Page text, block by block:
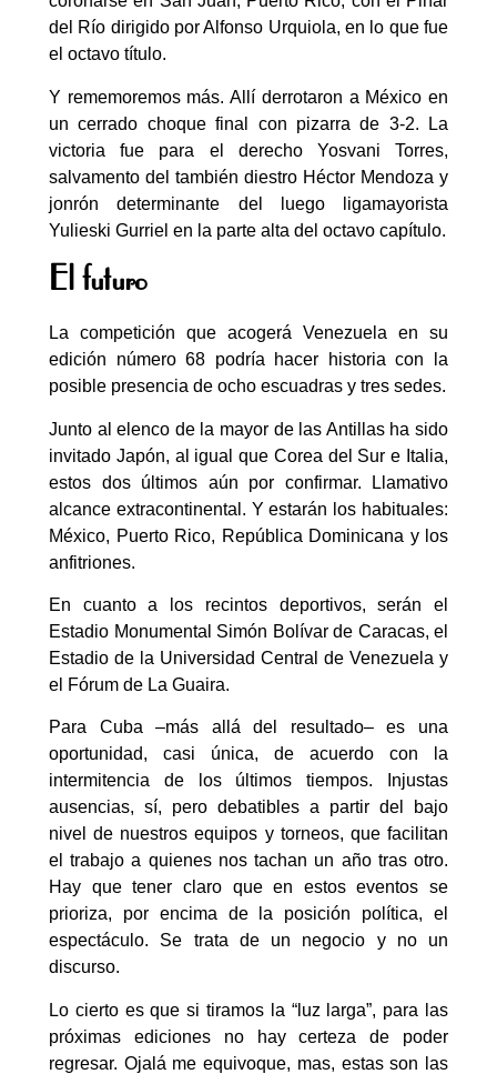
del Río dirigido por Alfonso Urquiola, en lo que fue
el octavo título.
Y rememoremos más. Allí derrotaron a México en
un cerrado choque final con pizarra de 3-2. La
victoria fue para el derecho Yosvani Torres,
salvamento del también diestro Héctor Mendoza y
jonrón determinante del luego ligamayorista
Yulieski Gurriel en la parte alta del octavo capítulo.
El futuro
La competición que acogerá Venezuela en su
edición número 68 podría hacer historia con la
posible presencia de ocho escuadras y tres sedes.
Junto al elenco de la mayor de las Antillas ha sido
invitado Japón, al igual que Corea del Sur e Italia,
estos dos últimos aún por confirmar. Llamativo
alcance extracontinental. Y estarán los habituales:
México, Puerto Rico, República Dominicana y los
anfitriones.
En cuanto a los recintos deportivos, serán el
Estadio Monumental Simón Bolívar de Caracas, el
Estadio de la Universidad Central de Venezuela y
el Fórum de La Guaira.
Para Cuba –más allá del resultado– es una
oportunidad, casi única, de acuerdo con la
intermitencia de los últimos tiempos. Injustas
ausencias, sí, pero debatibles a partir del bajo
nivel de nuestros equipos y torneos, que facilitan
el trabajo a quienes nos tachan un año tras otro.
Hay que tener claro que en estos eventos se
prioriza, por encima de la posición política, el
espectáculo. Se trata de un negocio y no un
discurso.
Lo cierto es que si tiramos la “luz larga”, para las
próximas ediciones no hay certeza de poder
regresar. Ojalá me equivoque, mas, estas son las